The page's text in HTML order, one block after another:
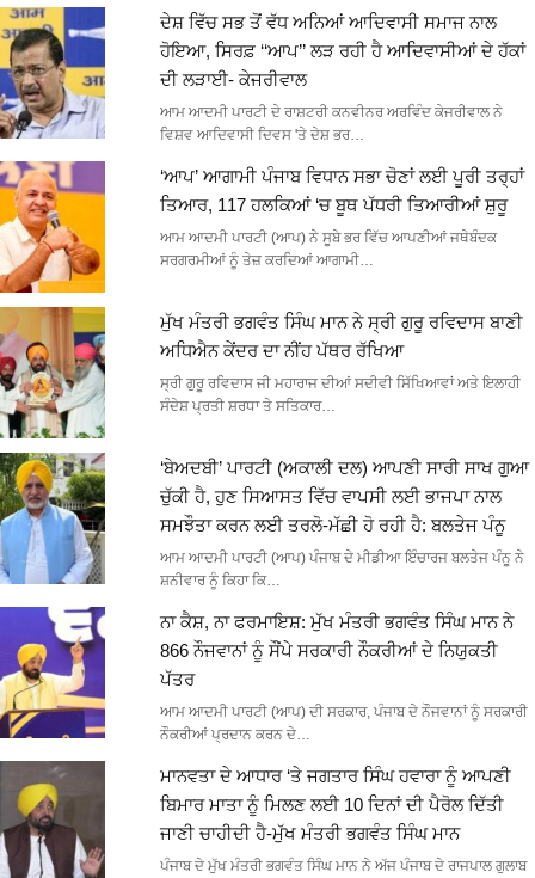
ਦੇਸ਼ ਵਿੱਚ ਸਭ ਤੋਂ ਵੱਧ ਅਨਿਆਂ ਆਦਿਵਾਸੀ ਸਮਾਜ ਨਾਲ
ਹੋਇਆ, ਸਿਰਫ਼ ‘‘ਆਪ’’ ਲੜ ਰਹੀ ਹੈ ਆਦਿਵਾਸੀਆਂ ਦੇ ਹੱਕਾਂ
ਦੀ ਲੜਾਈ- ਕੇਜਰੀਵਾਲ
ਆਮ ਆਦਮੀ ਪਾਰਟੀ ਦੇ ਰਾਸ਼ਟਰੀ ਕਨਵੀਨਰ ਅਰਵਿੰਦ ਕੇਜਰੀਵਾਲ ਨੇ
ਵਿਸ਼ਵ ਆਦਿਵਾਸੀ ਦਿਵਸ 'ਤੇ ਦੇਸ਼ ਭਰ…
‘ਆਪ’ ਆਗਾਮੀ ਪੰਜਾਬ ਵਿਧਾਨ ਸਭਾ ਚੋਣਾਂ ਲਈ ਪੂਰੀ ਤਰ੍ਹਾਂ
ਤਿਆਰ, 117 ਹਲਕਿਆਂ ‘ਚ ਬੂਥ ਪੱਧਰੀ ਤਿਆਰੀਆਂ ਸ਼ੁਰੂ
ਆਮ ਆਦਮੀ ਪਾਰਟੀ (ਆਪ) ਨੇ ਸੂਬੇ ਭਰ ਵਿੱਚ ਆਪਣੀਆਂ ਜਥੇਬੰਦਕ
ਸਰਗਰਮੀਆਂ ਨੂੰ ਤੇਜ਼ ਕਰਦਿਆਂ ਆਗਾਮੀ…
ਮੁੱਖ ਮੰਤਰੀ ਭਗਵੰਤ ਸਿੰਘ ਮਾਨ ਨੇ ਸ੍ਰੀ ਗੁਰੂ ਰਵਿਦਾਸ ਬਾਣੀ
ਅਧਿਐਨ ਕੇਂਦਰ ਦਾ ਨੀਂਹ ਪੱਥਰ ਰੱਖਿਆ
ਸ੍ਰੀ ਗੁਰੂ ਰਵਿਦਾਸ ਜੀ ਮਹਾਰਾਜ ਦੀਆਂ ਸਦੀਵੀ ਸਿੱਖਿਆਵਾਂ ਅਤੇ ਇਲਾਹੀ
ਸੰਦੇਸ਼ ਪ੍ਰਤੀ ਸ਼ਰਧਾ ਤੇ ਸਤਿਕਾਰ…
‘ਬੇਅਦਬੀ’ ਪਾਰਟੀ (ਅਕਾਲੀ ਦਲ) ਆਪਣੀ ਸਾਰੀ ਸਾਖ ਗੁਆ
ਚੁੱਕੀ ਹੈ, ਹੁਣ ਸਿਆਸਤ ਵਿੱਚ ਵਾਪਸੀ ਲਈ ਭਾਜਪਾ ਨਾਲ
ਸਮਝੌਤਾ ਕਰਨ ਲਈ ਤਰਲੋ-ਮੱਛੀ ਹੋ ਰਹੀ ਹੈ: ਬਲਤੇਜ ਪੰਨੂ
ਆਮ ਆਦਮੀ ਪਾਰਟੀ (ਆਪ) ਪੰਜਾਬ ਦੇ ਮੀਡੀਆ ਇੰਚਾਰਜ ਬਲਤੇਜ ਪੰਨੂ ਨੇ
ਸ਼ਨੀਵਾਰ ਨੂੰ ਕਿਹਾ ਕਿ…
ਨਾ ਕੈਸ਼, ਨਾ ਫਰਮਾਇਸ਼: ਮੁੱਖ ਮੰਤਰੀ ਭਗਵੰਤ ਸਿੰਘ ਮਾਨ ਨੇ
866 ਨੌਜਵਾਨਾਂ ਨੂੰ ਸੌਂਪੇ ਸਰਕਾਰੀ ਨੌਕਰੀਆਂ ਦੇ ਨਿਯੁਕਤੀ
ਪੱਤਰ
ਆਮ ਆਦਮੀ ਪਾਰਟੀ (ਆਪ) ਦੀ ਸਰਕਾਰ, ਪੰਜਾਬ ਦੇ ਨੌਜਵਾਨਾਂ ਨੂੰ ਸਰਕਾਰੀ
ਨੌਕਰੀਆਂ ਪ੍ਰਦਾਨ ਕਰਨ ਦੇ…
ਮਾਨਵਤਾ ਦੇ ਆਧਾਰ ‘ਤੇ ਜਗਤਾਰ ਸਿੰਘ ਹਵਾਰਾ ਨੂੰ ਆਪਣੀ
ਬਿਮਾਰ ਮਾਤਾ ਨੂੰ ਮਿਲਣ ਲਈ 10 ਦਿਨਾਂ ਦੀ ਪੈਰੋਲ ਦਿੱਤੀ
ਜਾਣੀ ਚਾਹੀਦੀ ਹੈ-ਮੁੱਖ ਮੰਤਰੀ ਭਗਵੰਤ ਸਿੰਘ ਮਾਨ
ਪੰਜਾਬ ਦੇ ਮੁੱਖ ਮੰਤਰੀ ਭਗਵੰਤ ਸਿੰਘ ਮਾਨ ਨੇ ਅੱਜ ਪੰਜਾਬ ਦੇ ਰਾਜਪਾਲ ਗੁਲਾਬ